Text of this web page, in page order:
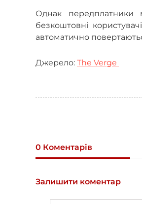
Однак
безкоштовні
автоматично
Джерело: The Verge
0 Коментарів
Залишити коментар